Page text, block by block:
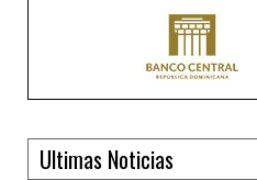
Ultimas Noticias